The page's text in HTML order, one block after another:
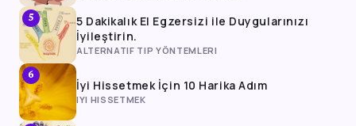
5
5 Dakikalık El Egzersizi ile Duygularınızı
İyileştirin.
ALTERNATIF TIP YÖNTEMLERI
6
İyi Hissetmek İçin 10 Harika Adım
IYI HISSETMEK